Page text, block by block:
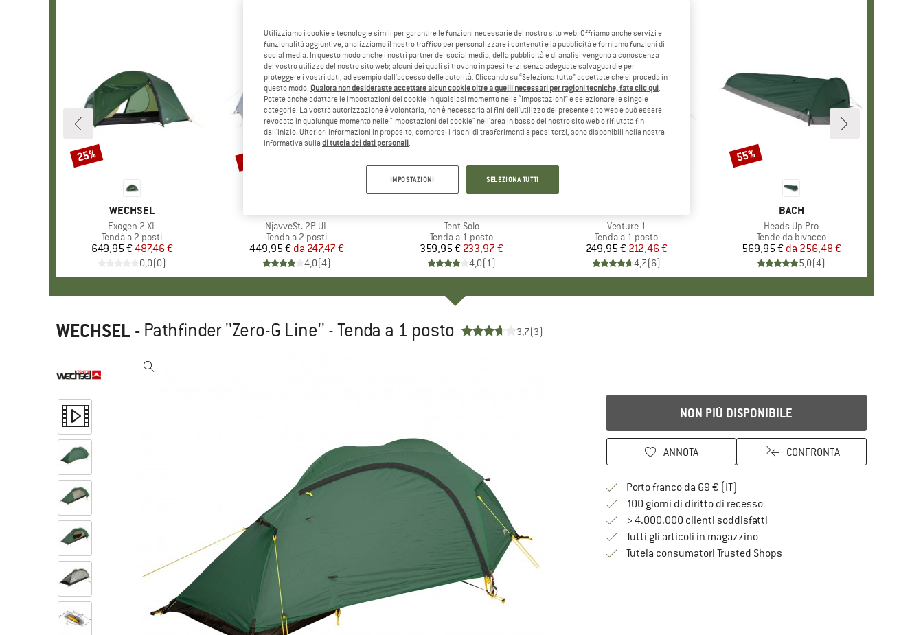
MARCHIO
WECHSEL
Articolo
Exogen 2 XL
Gruppo di prodotti
Tenda a 2 posti
Prezzo
649,95 €Prezzo ridotto
487,46 €
0,0(0)
Sconto
25%
Articolo
NjavveSt. 2P UL
Gruppo di prodotti
Tenda a 2 posti
Prezzo
449,95 € Prezzo ridotto
da 247,47 €
4,0(4)
Sconto
fino al 45%
Articolo
Tent Solo
Gruppo di prodotti
Tenda a 1 posto
Prezzo
359,95 € Prezzo ridotto
233,97 €
4,0(1)
Articolo
Venture 1
Gruppo di prodotti
Tenda a 1 posto
Prezzo
249,95 €Prezzo ridotto
212,46 €
4,7(6)
MARCHIO
BACH
Articolo
Heads Up Pro
Gruppo di prodotti
Tende da bivacco
Prezzo
569,95 € Prezzo ridotto
da 256,48 €
5,0(4)
Sconto
55%
WECHSEL - Pathfinder ''Zero-G Line'' - Tenda a 1 posto 3,7(3)
NON PIÙ DISPONIBILE
ANNOTA CONFRONTA
Porto franco da 69 € (IT)
100 giorni di diritto di recessoVai alla politica di recesso qui Si
> 4.000.000 clienti soddisfatti
Tutti gli articoli in magazzino
Tutela consumatori Trusted ShopsTrovi tutte le informazioni qui!
Utilizziamo i cookie e tecnologie simili per garantire le funzioni necessarie del nostro sito web. Offriamo anche servizi e
funzionalità aggiuntive, analizziamo il nostro traffico per personalizzare i contenuti e la pubblicità e forniamo funzioni di
social media. In questo modo anche i nostri partner dei social media, della pubblicità e di analisi vengono a conoscenza
del vostro utilizzo del nostro sito web; alcuni dei quali si trovano in paesi terzi senza adeguate salvaguardie per
proteggere i vostri dati, ad esempio dall'accesso delle autorità. Cliccando su “Seleziona tutto” accettate che si proceda in
questo modo. Qualora non desideraste accettare alcun cookie oltre a quelli necessari per ragioni tecniche, fate clic qui.
Potete anche adattare le impostazioni dei cookie in qualsiasi momento nelle “Impostazioni” e selezionare le singole
categorie. La vostra autorizzazione è volontaria, non è necessaria ai fini dell'utilizzo del presente sito web e può essere
revocata in qualunque momento nelle "Impostazioni dei cookie" nell'area in basso del nostro sito web o rifiutata fin
dall'inizio. Ulteriori informazioni in proposito, compresi i rischi di trasferimenti a paesi terzi, sono disponibili nella nostra
informativa sulla di tutela dei dati personali.
IMPOSTAZIONI SELEZIONA TUTTI